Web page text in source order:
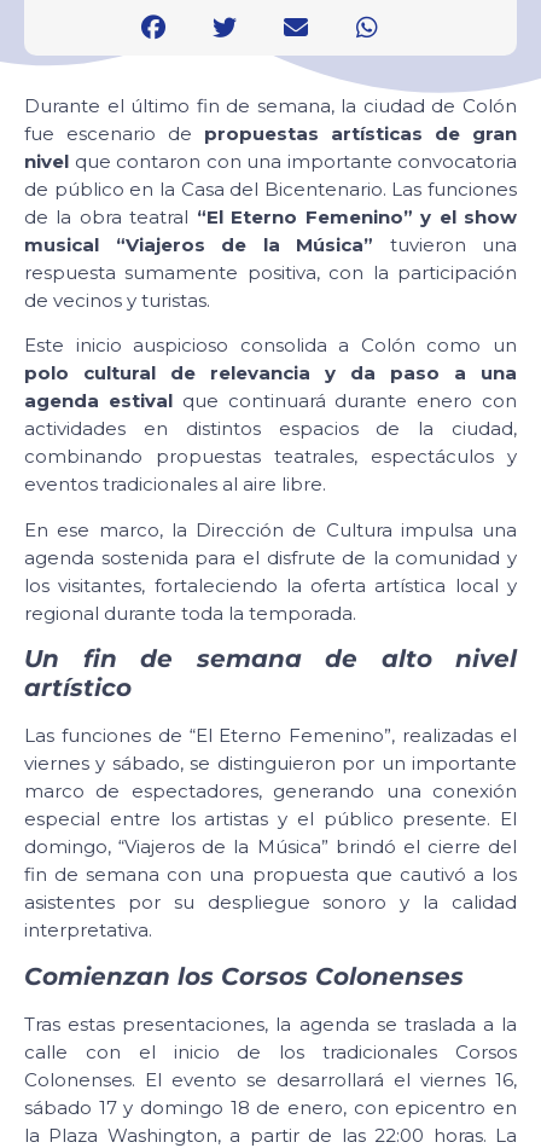
Durante el último fin de semana, la ciudad de Colón
fue escenario de propuestas artísticas de gran
nivel que contaron con una importante convocatoria
de público en la Casa del Bicentenario. Las funciones
de la obra teatral “El Eterno Femenino” y el show
musical “Viajeros de la Música” tuvieron una
respuesta sumamente positiva, con la participación
de vecinos y turistas.
Este inicio auspicioso consolida a Colón como un
polo cultural de relevancia y da paso a una
agenda estivalque continuará durante enero con
actividades en distintos espacios de la ciudad,
combinando propuestas teatrales, espectáculos y
eventos tradicionales al aire libre.
En ese marco, la Dirección de Cultura impulsa una
agenda sostenida para el disfrute de la comunidad y
los visitantes, fortaleciendo la oferta artística local y
regional durante toda la temporada.
Un fin de semana de alto nivel
artístico
Las funciones de “El Eterno Femenino”, realizadas el
viernes y sábado, se distinguieron por un importante
marco de espectadores, generando una conexión
especial entre los artistas y el público presente. El
domingo, “Viajeros de la Música” brindó el cierre del
fin de semana con una propuesta que cautivó a los
asistentes por su despliegue sonoro y la calidad
interpretativa.
Comienzan los Corsos Colonenses
Tras estas presentaciones, la agenda se traslada a la
calle con el inicio de los tradicionales Corsos
Colonenses. El evento se desarrollará el viernes 16,
sábado 17 y domingo 18 de enero, con epicentro en
la Plaza Washington, a partir de las 22:00 horas. La